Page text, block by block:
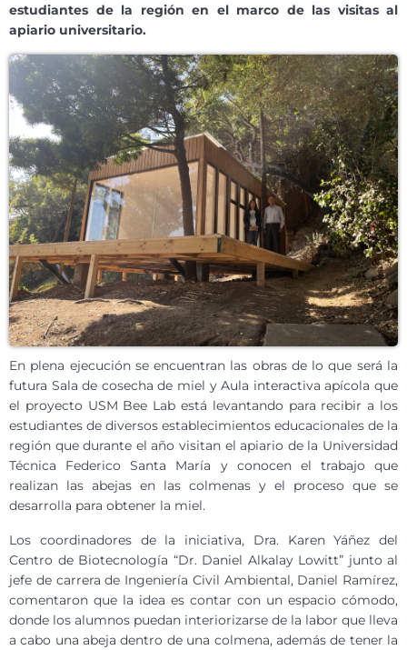
estudiantes de la región en el marco de las visitas al
apiario universitario.
En plena ejecución se encuentran las obras de lo que será la
futura Sala de cosecha de miel y Aula interactiva apícola que
el proyecto USM Bee Lab está levantando para recibir a los
estudiantes de diversos establecimientos educacionales de la
región que durante el año visitan el apiario de la Universidad
Técnica Federico Santa María y conocen el trabajo que
realizan las abejas en las colmenas y el proceso que se
desarrolla para obtener la miel.
Los coordinadores de la iniciativa, Dra. Karen Yáñez del
Centro de Biotecnología “Dr. Daniel Alkalay Lowitt” junto al
jefe de carrera de Ingeniería Civil Ambiental, Daniel Ramírez,
comentaron que la idea es contar con un espacio cómodo,
donde los alumnos puedan interiorizarse de la labor que lleva
a cabo una abeja dentro de una colmena, además de tener la